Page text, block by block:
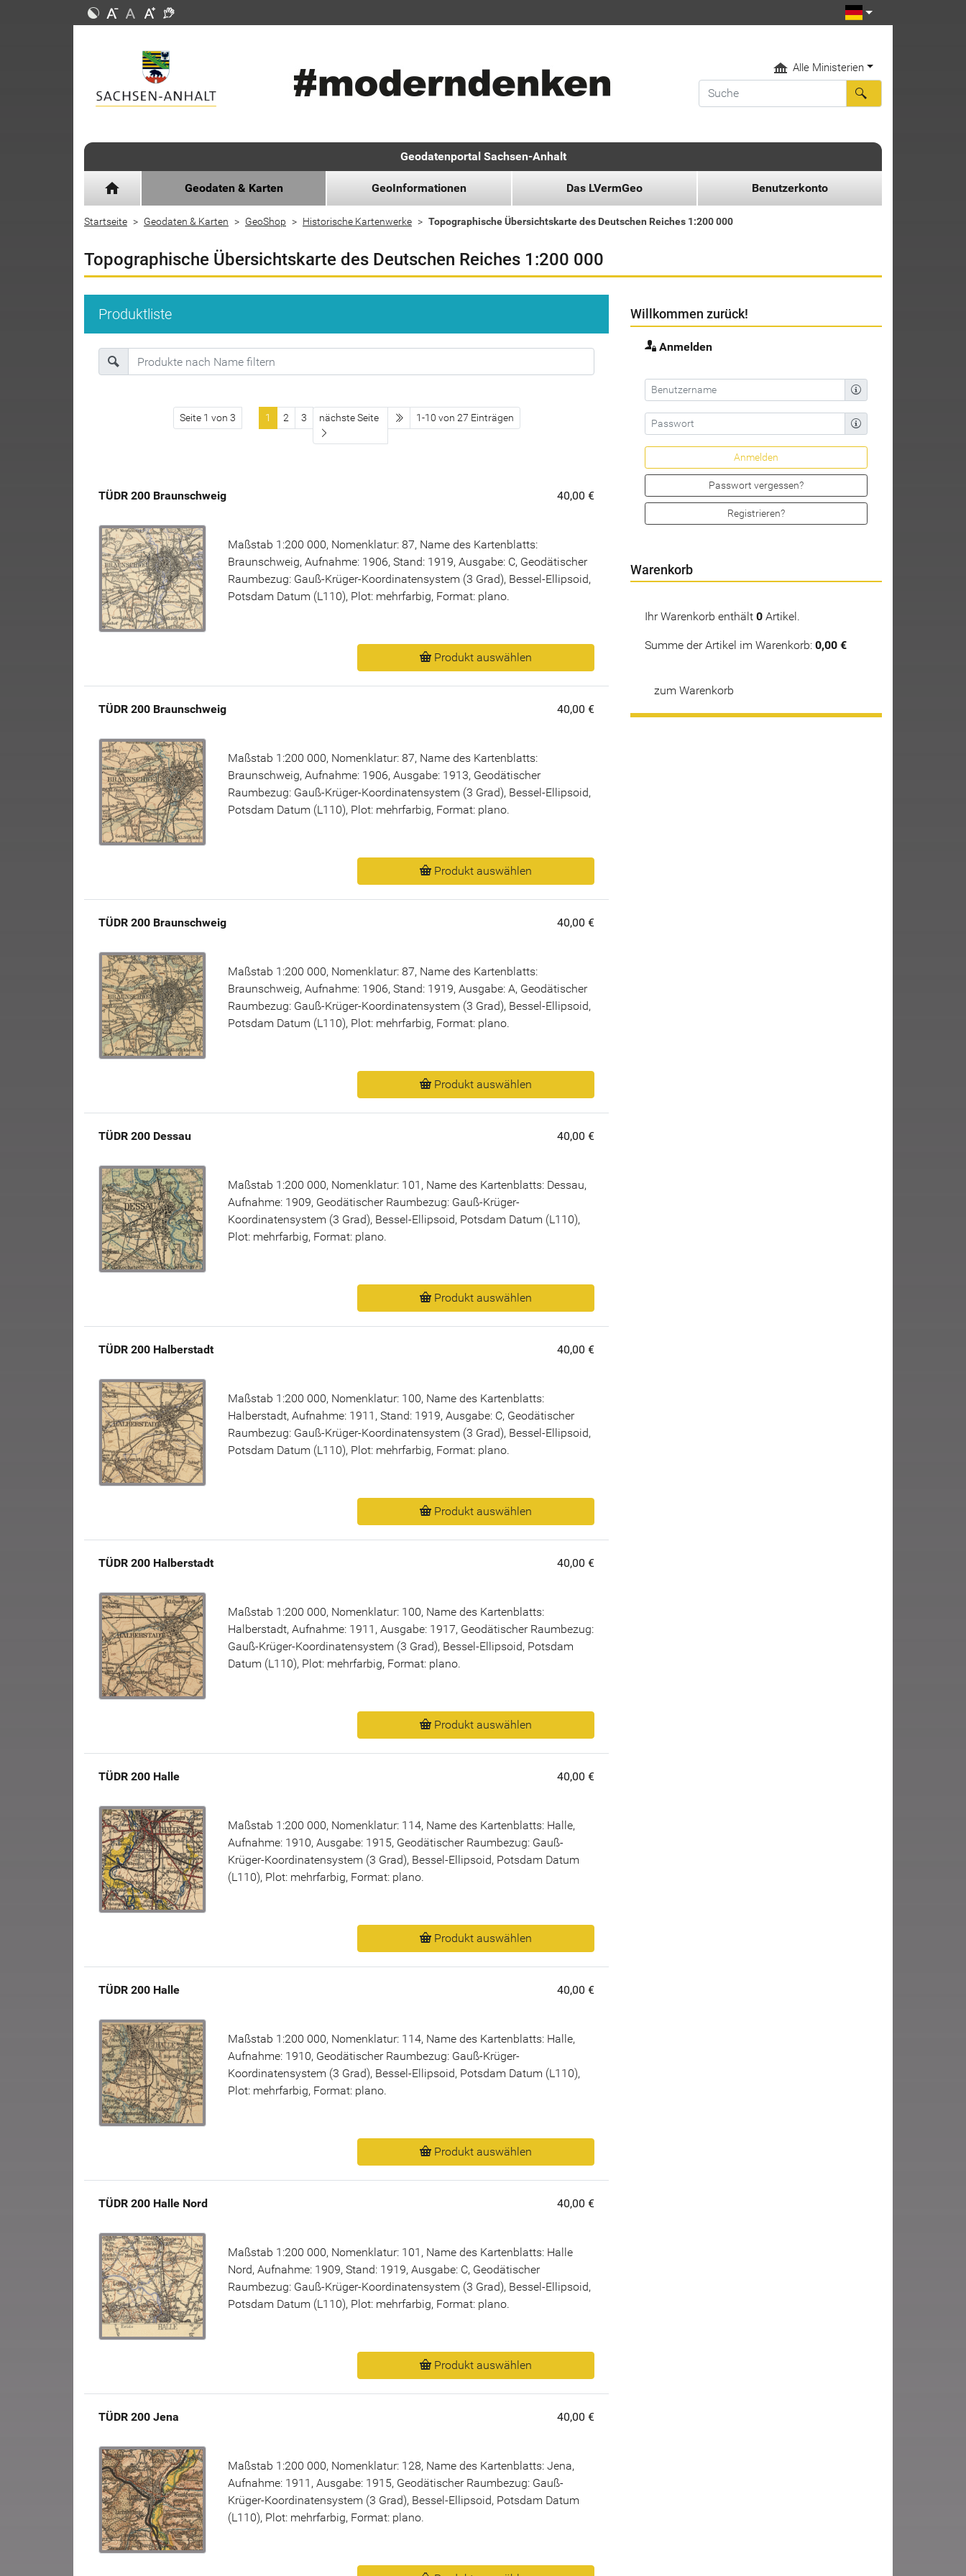
Alle Ministerien
Geodatenportal Sachsen-Anhalt
home Geodaten & Karten GeoInformationen Das LVermGeo Benutzerkonto
Startseite Geodaten & Karten GeoShop Historische Kartenwerke Topographische Übersichtskarte des Deutschen Reiches 1:200 000
Topographische Übersichtskarte des Deutschen Reiches 1:200 000
Produktliste
Seite 1 von 3 1 2 3 nächste Seite letzte Seite
1-10 von 27 Einträgen
TÜDR 200 Braunschweig 40,00 €
Maßstab 1:200 000, Nomenklatur: 87, Name des Kartenblatts:
Braunschweig, Aufnahme: 1906, Stand: 1919, Ausgabe: C, Geodätischer
Raumbezug: Gauß-Krüger-Koordinatensystem (3 Grad), Bessel-Ellipsoid,
Potsdam Datum (L110), Plot: mehrfarbig, Format: plano.
Produkt auswählen
TÜDR 200 Braunschweig 40,00 €
Maßstab 1:200 000, Nomenklatur: 87, Name des Kartenblatts:
Braunschweig, Aufnahme: 1906, Ausgabe: 1913, Geodätischer
Raumbezug: Gauß-Krüger-Koordinatensystem (3 Grad), Bessel-Ellipsoid,
Potsdam Datum (L110), Plot: mehrfarbig, Format: plano.
Produkt auswählen
TÜDR 200 Braunschweig 40,00 €
Maßstab 1:200 000, Nomenklatur: 87, Name des Kartenblatts:
Braunschweig, Aufnahme: 1906, Stand: 1919, Ausgabe: A, Geodätischer
Raumbezug: Gauß-Krüger-Koordinatensystem (3 Grad), Bessel-Ellipsoid,
Potsdam Datum (L110), Plot: mehrfarbig, Format: plano.
Produkt auswählen
TÜDR 200 Dessau 40,00 €
Maßstab 1:200 000, Nomenklatur: 101, Name des Kartenblatts: Dessau,
Aufnahme: 1909, Geodätischer Raumbezug: Gauß-Krüger-
Koordinatensystem (3 Grad), Bessel-Ellipsoid, Potsdam Datum (L110),
Plot: mehrfarbig, Format: plano.
Produkt auswählen
TÜDR 200 Halberstadt 40,00 €
Maßstab 1:200 000, Nomenklatur: 100, Name des Kartenblatts:
Halberstadt, Aufnahme: 1911, Stand: 1919, Ausgabe: C, Geodätischer
Raumbezug: Gauß-Krüger-Koordinatensystem (3 Grad), Bessel-Ellipsoid,
Potsdam Datum (L110), Plot: mehrfarbig, Format: plano.
Produkt auswählen
TÜDR 200 Halberstadt 40,00 €
Maßstab 1:200 000, Nomenklatur: 100, Name des Kartenblatts:
Halberstadt, Aufnahme: 1911, Ausgabe: 1917, Geodätischer Raumbezug:
Gauß-Krüger-Koordinatensystem (3 Grad), Bessel-Ellipsoid, Potsdam
Datum (L110), Plot: mehrfarbig, Format: plano.
Produkt auswählen
TÜDR 200 Halle 40,00 €
Maßstab 1:200 000, Nomenklatur: 114, Name des Kartenblatts: Halle,
Aufnahme: 1910, Ausgabe: 1915, Geodätischer Raumbezug: Gauß-
Krüger-Koordinatensystem (3 Grad), Bessel-Ellipsoid, Potsdam Datum
(L110), Plot: mehrfarbig, Format: plano.
Produkt auswählen
TÜDR 200 Halle 40,00 €
Maßstab 1:200 000, Nomenklatur: 114, Name des Kartenblatts: Halle,
Aufnahme: 1910, Geodätischer Raumbezug: Gauß-Krüger-
Koordinatensystem (3 Grad), Bessel-Ellipsoid, Potsdam Datum (L110),
Plot: mehrfarbig, Format: plano.
Produkt auswählen
TÜDR 200 Halle Nord 40,00 €
Maßstab 1:200 000, Nomenklatur: 101, Name des Kartenblatts: Halle
Nord, Aufnahme: 1909, Stand: 1919, Ausgabe: C, Geodätischer
Raumbezug: Gauß-Krüger-Koordinatensystem (3 Grad), Bessel-Ellipsoid,
Potsdam Datum (L110), Plot: mehrfarbig, Format: plano.
Produkt auswählen
TÜDR 200 Jena 40,00 €
Maßstab 1:200 000, Nomenklatur: 128, Name des Kartenblatts: Jena,
Aufnahme: 1911, Ausgabe: 1915, Geodätischer Raumbezug: Gauß-
Krüger-Koordinatensystem (3 Grad), Bessel-Ellipsoid, Potsdam Datum
(L110), Plot: mehrfarbig, Format: plano.
Willkommen zurück!
Anmelden
Passwort vergessen?
Registrieren?
Warenkorb
Ihr Warenkorb enthält 0 Artikel.
Summe der Artikel im Warenkorb: 0,00 €
zum Warenkorb